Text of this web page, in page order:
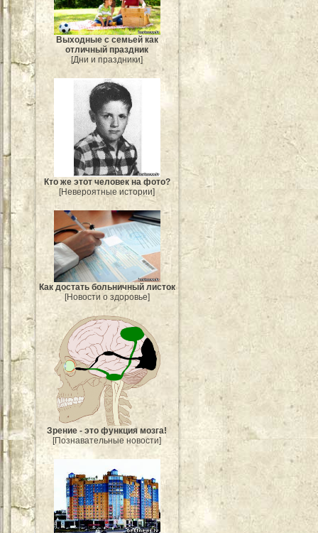
Выходные с семьей как
отличный праздник
[Дни и праздники]
Кто же этот человек на фото?
[Невероятные истории]
Как достать больничный листок
[Новости о здоровье]
Зрение - это функция мозга!
[Познавательные новости]